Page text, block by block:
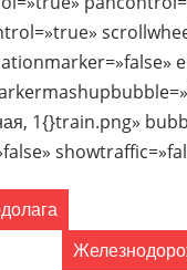
1{}train.png»